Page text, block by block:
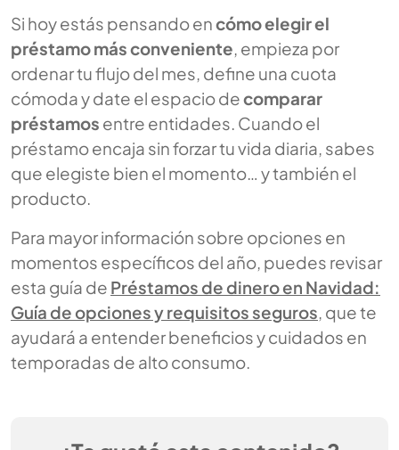
Si hoy estás pensando encómo elegir el
préstamo más conveniente, empieza por
ordenar tu flujo del mes, define una cuota
cómoda y date el espacio decomparar
préstamos entre entidades. Cuando el
préstamo encaja sin forzar tu vida diaria, sabes
que elegiste bien el momento… y también el
producto.
Para mayor información sobre opciones en
momentos específicos del año, puedes revisar
esta guía de Préstamos de dinero en Navidad:
Guía de opciones y requisitos seguros, que te
ayudará a entender beneficios y cuidados en
temporadas de alto consumo.